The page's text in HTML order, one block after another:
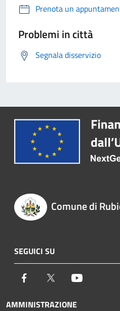
Prenota un
Problemi in città
Segnala disservizio
Comune di
SEGUICI SU
Facebook Twitter
AMMINISTRAZIONE